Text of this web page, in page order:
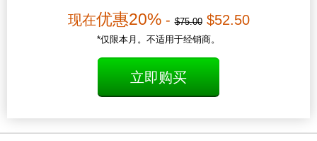
现在优惠20%-$75.00$52.50
*仅限本月。不适用于经销商。
立即购买